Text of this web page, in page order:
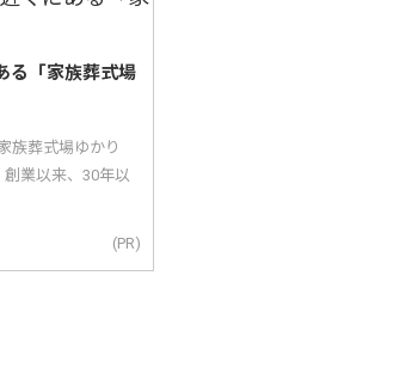
る「家族葬式場
族葬式場ゆかり
業以来、30年以
(PR)